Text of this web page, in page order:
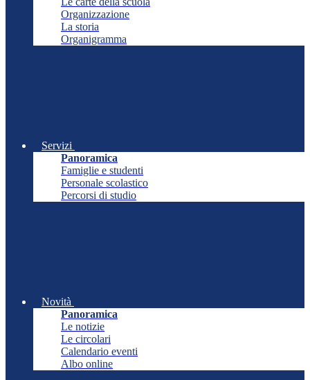
Organizzazione
La storia
Organigramma
Servizi
Panoramica
Famiglie e studenti
Personale scolastico
Percorsi di studio
Novità
Panoramica
Le notizie
Le circolari
Calendario eventi
Albo online